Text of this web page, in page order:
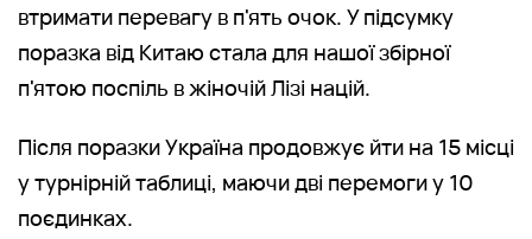
втримати перевагу в п'ять очок. У підсумку
поразка від Китаю стала для нашої збірної
п'ятою поспіль в жіночій Лізі націй.
Після поразки Україна продовжує йти на 15 місці
у турнірній таблиці, маючи дві перемоги у 10
поєдинках.